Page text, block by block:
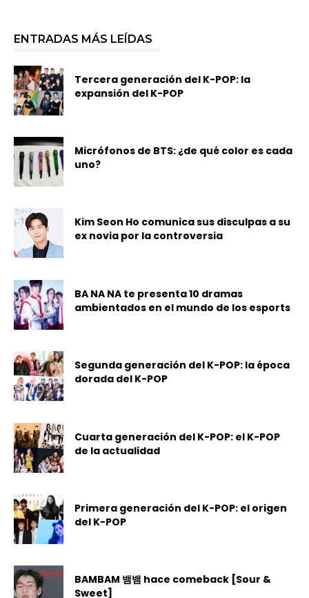
ENTRADAS MÁS LEÍDAS
Tercera generación del K-POP: la
expansión del K-POP
Micrófonos de BTS: ¿de qué color es cada
uno?
Kim Seon Ho comunica sus disculpas a su
ex novia por la controversia
BA NA NA te presenta 10 dramas
ambientados en el mundo de los esports
Segunda generación del K-POP: la época
dorada del K-POP
Cuarta generación del K-POP: el K-POP
de la actualidad
Primera generación del K-POP: el origen
del K-POP
BAMBAM 뱀뱀 hace comeback [Sour &
Sweet]